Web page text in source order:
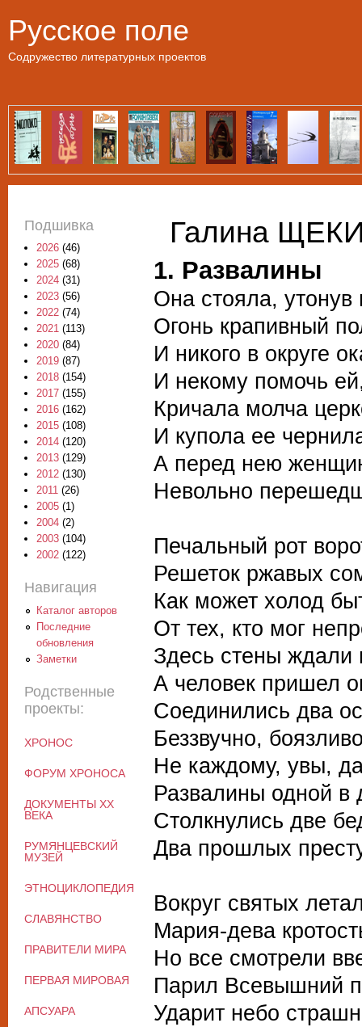
Русское поле
Содружество литературных проектов
Галина
1. Развалины
Она стояла, утонув
Огонь крапивный
И никого в округе
И некому помочь
Кричала молча
И купола ее
А перед нею
Невольно
Печальный рот
Решеток ржавых
Как может холод
От тех, кто мог
Здесь стены
А человек пришел
Соединились два
Беззвучно,
Не каждому, увы,
Развалины одной в
Столкнулись две
Два прошлых
Вокруг святых
Мария-дева
Но все смотрели
Парил Всевышний
Ударит небо
Подшивка
2026 (46)
2025 (68)
2024 (31)
2023 (56)
2022 (74)
2021 (113)
2020 (84)
2019 (87)
2018 (154)
2017 (155)
2016 (162)
2015 (108)
2014 (120)
2013 (129)
2012 (130)
2011 (26)
2005 (1)
2004 (2)
2003 (104)
2002 (122)
Навигация
Каталог авторов
Последние
обновления
Заметки
Родственные
проекты:
ХРОНОС
ФОРУМ ХРОНОСА
ДОКУМЕНТЫ XX
ВЕКА
РУМЯНЦЕВСКИЙ
МУЗЕЙ
ЭТНОЦИКЛОПЕДИЯ
СЛАВЯНСТВО
ПРАВИТЕЛИ МИРА
ПЕРВАЯ МИРОВАЯ
АПСУАРА